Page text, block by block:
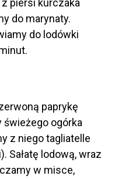
piersi kurczaka
do marynaty.
do lodówki
paprykę
świeżego ogórka
z niego tagliatelle
Sałatę lodową, wraz
w misce,